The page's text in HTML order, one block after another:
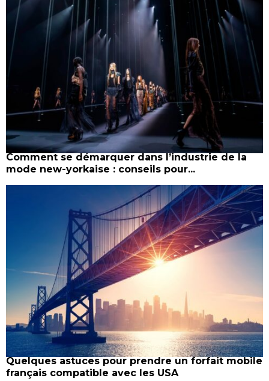
Comment se démarquer dans l’industrie de la
mode new-yorkaise : conseils pour...
Quelques astuces pour prendre un forfait mobile
français compatible avec les USA